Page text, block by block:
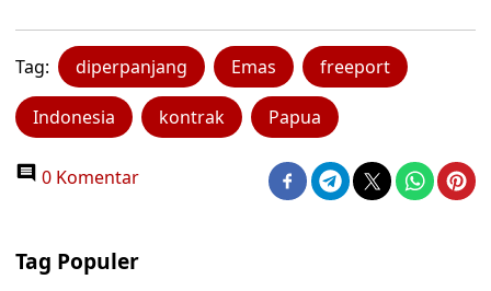
Tag: diperpanjang Emas freeport
Indonesia kontrak Papua
0 Komentar
Tag Populer